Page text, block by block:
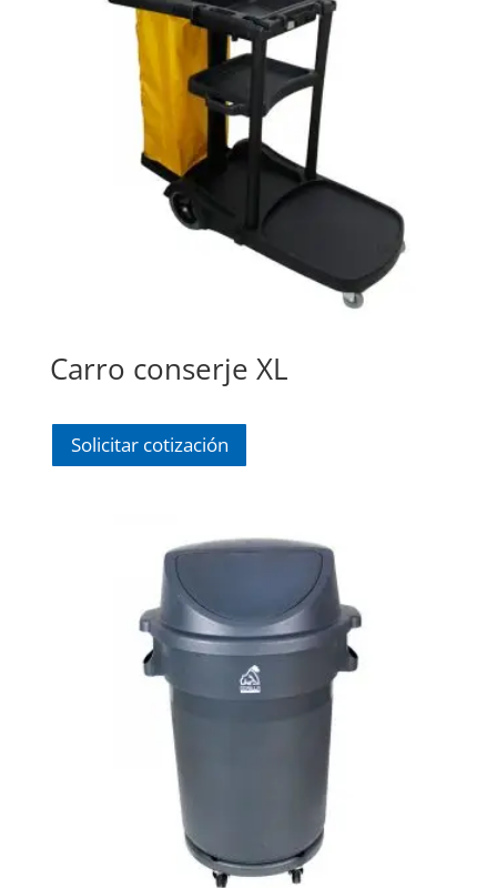
Carro conserje XL
Solicitar cotización